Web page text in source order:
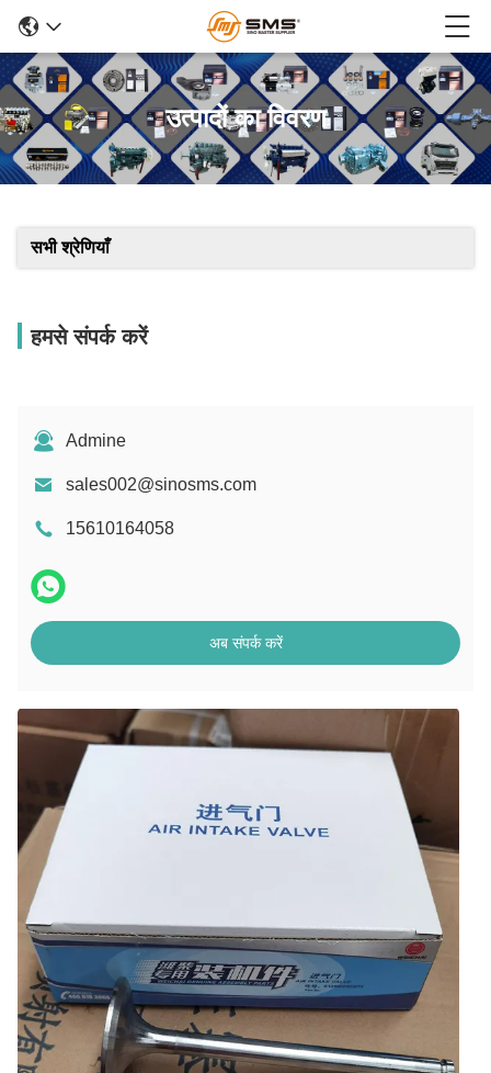
उत्पादों का विवरण
सभी श्रेणियाँ
हमसे संपर्क करें
Admine
sales002@sinosms.com
15610164058
अब संपर्क करें